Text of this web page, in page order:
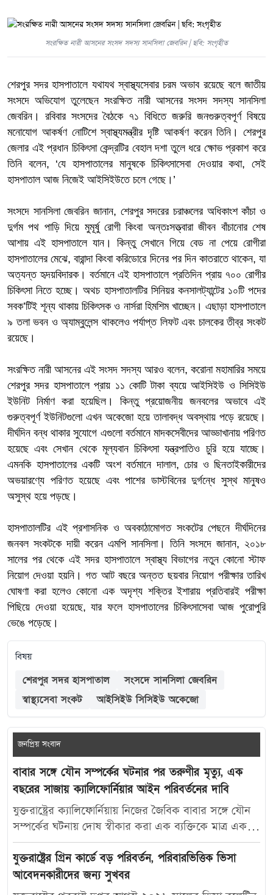
সংরক্ষিত নারী আসনের সংসদ সদস্য সানসিলা জেবরিন | ছবি: সংগৃহীত
শেরপুর সদর হাসপাতালে যথাযথ স্বাস্থ্যসেবার চরম অভাব রয়েছে বলে জাতীয়
সংসদে অভিযোগ তুলেছেন সংরক্ষিত নারী আসনের সংসদ সদস্য সানসিলা
জেবরিন। রবিবার সংসদের বৈঠকে ৭১ বিধিতে জরুরি জনগুরুত্বপূর্ণ বিষয়ে
মনোযোগ আকর্ষণ নোটিশে স্বাস্থ্যমন্ত্রীর দৃষ্টি আকর্ষণ করেন তিনি। শেরপুর
জেলার এই প্রধান চিকিৎসা কেন্দ্রটির বেহাল দশা তুলে ধরে ক্ষোভ প্রকাশ করে
তিনি বলেন, ‘যে হাসপাতালের মানুষকে চিকিৎসাসেবা দেওয়ার কথা, সেই
হাসপাতাল আজ নিজেই আইসিইউতে চলে গেছে।’
সংসদে সানসিলা জেবরিন জানান, শেরপুর সদরের চরাঞ্চলের অধিকাংশ কাঁচা ও
দুর্গম পথ পাড়ি দিয়ে মুমূর্ষু রোগী কিংবা অন্তঃসত্ত্বারা জীবন বাঁচানোর শেষ
আশায় এই হাসপাতালে যান। কিন্তু সেখানে গিয়ে বেড না পেয়ে রোগীরা
হাসপাতালের মেঝে, বারান্দা কিংবা করিডোরে দিনের পর দিন কাতরাতে থাকেন, যা
অত্যন্ত হৃদয়বিদারক। বর্তমানে এই হাসপাতালে প্রতিদিন প্রায় ৭০০ রোগীর
চিকিৎসা নিতে হচ্ছে। অথচ হাসপাতালটির সিনিয়র কনসালট্যান্টের ১০টি পদের
সবক’টিই শূন্য থাকায় চিকিৎসক ও নার্সরা হিমশিম খাচ্ছেন। এছাড়া হাসপাতালে
৯ তলা ভবন ও অ্যাম্বুলেন্স থাকলেও পর্যাপ্ত লিফট এবং চালকের তীব্র সংকট
রয়েছে।
সংরক্ষিত নারী আসনের এই সংসদ সদস্য আরও বলেন, করোনা মহামারির সময়ে
শেরপুর সদর হাসপাতালে প্রায় ১১ কোটি টাকা ব্যয়ে আইসিইউ ও সিসিইউ
ইউনিট নির্মাণ করা হয়েছিল। কিন্তু প্রয়োজনীয় জনবলের অভাবে এই
গুরুত্বপূর্ণ ইউনিটগুলো এখন অকেজো হয়ে তালাবদ্ধ অবস্থায় পড়ে রয়েছে।
দীর্ঘদিন বন্ধ থাকার সুযোগে এগুলো বর্তমানে মাদকসেবীদের আড্ডাখানায় পরিণত
হয়েছে এবং সেখান থেকে মূল্যবান চিকিৎসা যন্ত্রপাতিও চুরি হয়ে যাচ্ছে।
এমনকি হাসপাতালের একটি অংশ বর্তমানে দালাল, চোর ও ছিনতাইকারীদের
অভয়ারণ্যে পরিণত হয়েছে এবং পাশের ডাস্টবিনের দুর্গন্ধে সুস্থ মানুষও
অসুস্থ হয়ে পড়ছে।
হাসপাতালটির এই প্রশাসনিক ও অবকাঠামোগত সংকটের পেছনে দীর্ঘদিনের
জনবল সংকটকে দায়ী করেন এমপি সানসিলা। তিনি সংসদে জানান, ২০১৮
সালের পর থেকে এই সদর হাসপাতালে স্বাস্থ্য বিভাগের নতুন কোনো স্টাফ
নিয়োগ দেওয়া হয়নি। গত আট বছরে অন্তত ছয়বার নিয়োগ পরীক্ষার তারিখ
ঘোষণা করা হলেও কোনো এক অদৃশ্য শক্তির ইশারায় প্রতিবারই পরীক্ষা
পিছিয়ে দেওয়া হয়েছে, যার ফলে হাসপাতালের চিকিৎসাসেবা আজ পুরোপুরি
ভেঙে পড়েছে।
বিষয়
শেরপুর সদর হাসপাতাল
সংসদে সানসিলা জেবরিন
স্বাস্থ্যসেবা সংকট
আইসিইউ সিসিইউ অকেজো
জনপ্রিয় সংবাদ
বাবার সঙ্গে যৌন সম্পর্কের ঘটনার পর তরুণীর মৃত্যু, এক
বছরের সাজায় ক্যালিফোর্নিয়ার আইন পরিবর্তনের দাবি
যুক্তরাষ্ট্রের ক্যালিফোর্নিয়ায় নিজের জৈবিক বাবার সঙ্গে যৌন
সম্পর্কের ঘটনায় দোষ স্বীকার করা এক ব্যক্তিকে মাত্র এক
বছরের কারাদণ্ড দেওয়ায় নতুন করে বিতর্ক তৈরি হয়েছে।
আদালতের এই রায়ে অসন্তোষ প্রকাশ করে ভুক্তভোগী
তরুণীর মা ক্যালিফোর্নিয়ার যৌন অপরাধ-সংক্রান্ত আইন
আরও কঠোর করার দাবি জানিয়েছেন। মার্কিন সংবাদমাধ্যম
যুক্তরাষ্ট্রের গ্রিন কার্ডে বড় পরিবর্তন, পরিবারভিত্তিক ভিসা
আবেদনকারীদের জন্য সুখবর